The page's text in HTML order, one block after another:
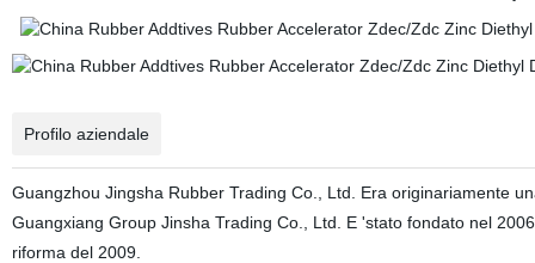
Profilo aziendale
Guangzhou Jingsha Rubber Trading Co., Ltd. Era originariamente
Guangxiang Group Jinsha Trading Co., Ltd. E 'stato fondato nel
riforma del 2009.